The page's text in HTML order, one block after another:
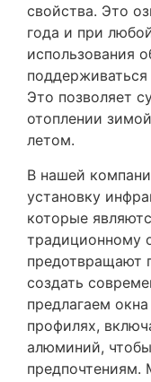
свойства. Это
года и при
использования
Это позволяет
отоплении
летом.
В нашей
установку
которые
традиционному
предотвращают
создать
предлагаем
профилях,
алюминий,
предпочтениям.